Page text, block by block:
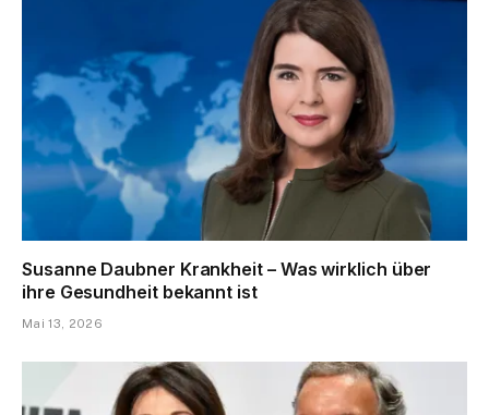
Susanne Daubner Krankheit – Was wirklich über
ihre Gesundheit bekannt ist
Mai 13, 2026